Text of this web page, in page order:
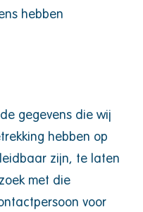
hebben
gegevens die wij
hebben op
zijn, te laten
met die
voor